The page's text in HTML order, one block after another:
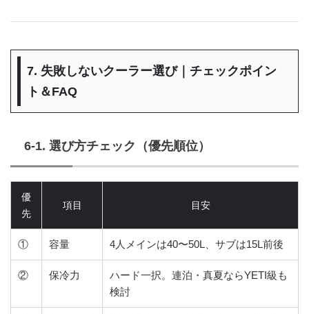
7. 失敗しないクーラー選び｜チェックポイン
ト＆FAQ
6-1. 選び方チェック（優先順位）
優
先
項目 目安
① 容量 4人メインは40〜50L、サブは15L前後
② 保冷力
ハード一択。連泊・真夏ならYETI級も
検討